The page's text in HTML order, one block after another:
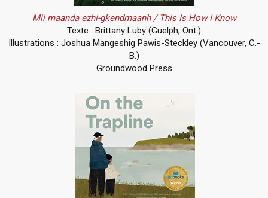
Mii maanda ezhi-gkendmaanh / This Is How I Know
Texte : Brittany Luby (Guelph, Ont.)
Illustrations : Joshua Mangeshig Pawis-Steckley (Vancouver, C.-
B.)
Groundwood Press